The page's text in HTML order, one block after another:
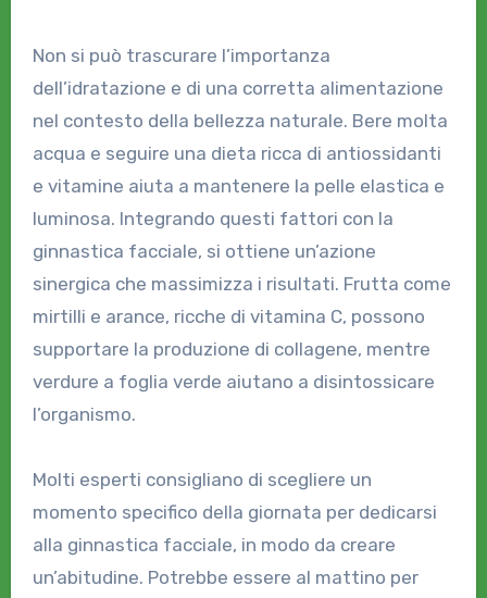
Non si può trascurare l’importanza
dell’idratazione e di una corretta alimentazione
nel contesto della bellezza naturale. Bere molta
acqua e seguire una dieta ricca di antiossidanti
e vitamine aiuta a mantenere la pelle elastica e
luminosa. Integrando questi fattori con la
ginnastica facciale, si ottiene un’azione
sinergica che massimizza i risultati. Frutta come
mirtilli e arance, ricche di vitamina C, possono
supportare la produzione di collagene, mentre
verdure a foglia verde aiutano a disintossicare
l’organismo.
Molti esperti consigliano di scegliere un
momento specifico della giornata per dedicarsi
alla ginnastica facciale, in modo da creare
un’abitudine. Potrebbe essere al mattino per